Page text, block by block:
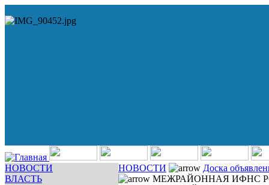
НОВОСТИ
ВЛАСТЬ
НОВОСТИ
Доска
МЕЖРАЙОННАЯ ИФНС